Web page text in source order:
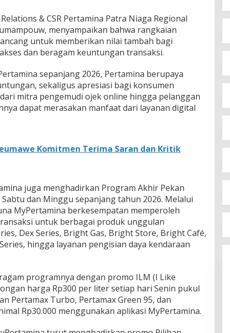
& CSR Pertamina Patra Niaga Regional
menyampaikan bahwa rangkaian
untuk memberikan nilai tambah bagi
dan beragam keuntungan transaksi.
sepanjang 2026, Pertamina berupaya
sekaligus apresiasi bagi konsumen
mitra pengemudi ojek online hingga pelanggan
dapat merasakan manfaat dari layanan digital
Komitmen Terima Saran dan Kritik
juga menghadirkan Program Akhir Pekan
dan Minggu sepanjang tahun 2026. Melalui
MyPertamina berkesempatan memperoleh
untuk berbagai produk unggulan
Dex Series, Bright Gas, Bright Store, Bright Café,
hingga layanan pengisian daya kendaraan
programnya dengan promo ILM (I Like
harga Rp300 per liter setiap hari Senin pukul
Pertamax Turbo, Pertamax Green 95, dan
Rp30.000 menggunakan aplikasi MyPertamina.